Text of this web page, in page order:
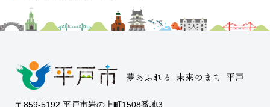
〒859-5192 平戸市岩の上町1508番地3